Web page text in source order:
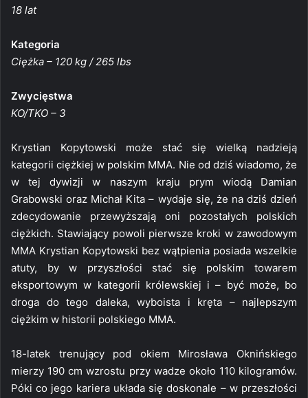
18 lat
Kategoria
Ciężka – 120 kg / 265 lbs
Zwycięstwa
KO/TKO – 3
Krystian Kopytowski może stać się wielką nadzieją
kategorii ciężkiej w polskim MMA. Nie od dziś wiadomo, że
w tej dywizji w naszym kraju prym wiodą Damian
Grabowski oraz Michał Kita – wydaje się, że na dziś dzień
zdecydowanie przewyższają oni pozostałych polskich
ciężkich. Stawiający powoli pierwsze kroki w zawodowym
MMA Krystian Kopytowski bez wątpienia posiada wszelkie
atuty, by w przyszłości stać się polskim towarem
eksportowym w kategorii królewskiej i – być może, bo
droga do tego daleka, wyboista i kręta – najlepszym
ciężkim w historii polskiego MMA.
18-latek trenujący pod okiem Mirosława Oknińskiego
mierzy 190 cm wzrostu przy wadze około 110 kilogramów.
Póki co jego kariera układa się doskonale – w przeszłości